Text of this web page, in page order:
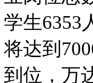
学生6353
将达到
到位，万